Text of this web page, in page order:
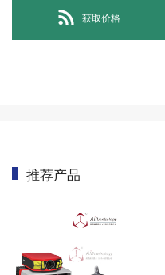
获取价格
推荐产品